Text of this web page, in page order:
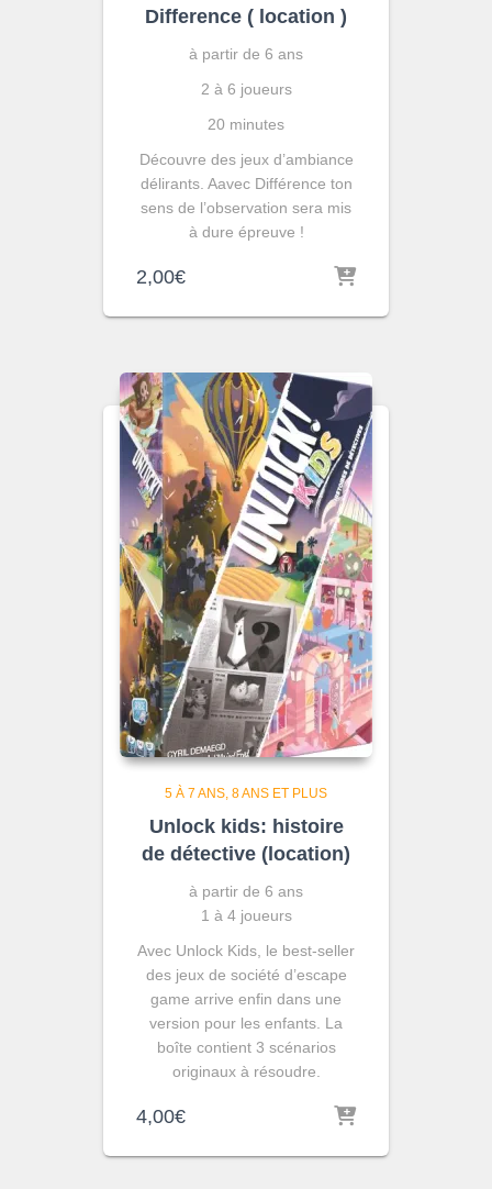
Difference ( location )
à partir de 6 ans
2 à 6 joueurs
20 minutes
Découvre des jeux d’ambiance
délirants. Aavec Différence ton
sens de l’observation sera mis
à dure épreuve !
2,00€
5 À 7 ANS 8 ANS ET PLUS
Unlock kids: histoire
de détective (location)
à partir de 6 ans
1 à 4 joueurs
Avec Unlock Kids, le best-seller
des jeux de société d’escape
game arrive enfin dans une
version pour les enfants. La
boîte contient 3 scénarios
originaux à résoudre.
4,00€